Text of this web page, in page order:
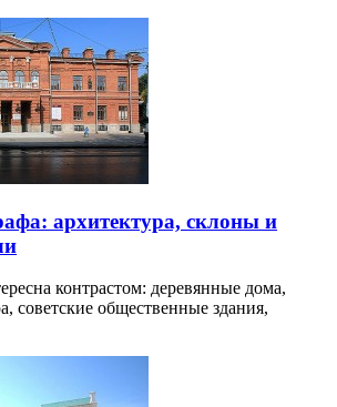
архитектура, склоны и
контрастом: деревянные дома,
советские общественные здания,